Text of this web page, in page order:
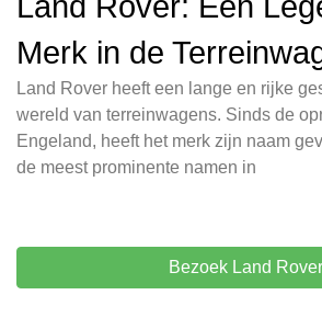
Merk in de
Land Rover heeft een lange en rijke
wereld van terreinwagens. Sinds de
Engeland, heeft het merk zijn naam
de meest prominente namen in
Bezoek Land Rover